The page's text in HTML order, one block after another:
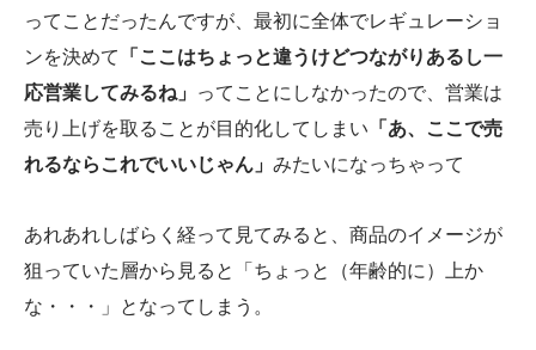
ってことだったんですが、最初に全体でレギュレーショ
ンを決めて 「ここはちょっと違うけどつながりあるし一
応営業してみるね」 ってことにしなかったので、営業は
売り上げを取ることが目的化してしまい 「あ、ここで売
れるならこれでいいじゃん」 みたいになっちゃって
あれあれしばらく経って見てみると、商品のイメージが
狙っていた層から見ると「ちょっと（年齢的に）上か
な・・・」となってしまう。